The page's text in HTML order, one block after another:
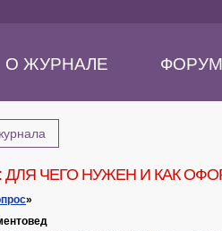
О ЖУРНАЛЕ ФОРУМ
ЧЕГО НУЖЕН И КАК
»